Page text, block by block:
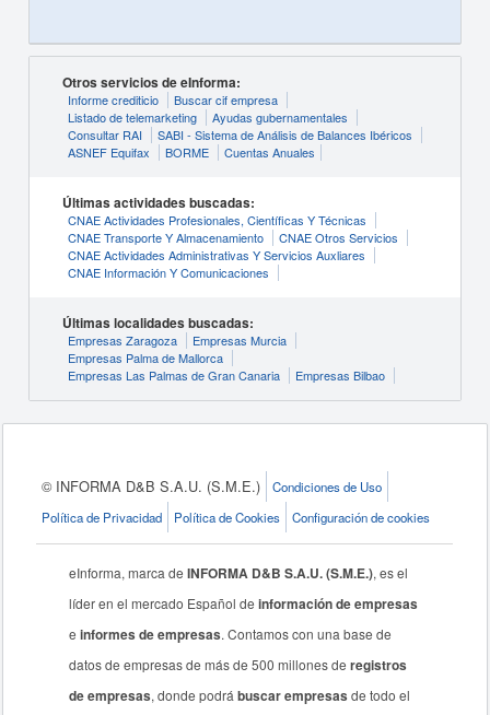
Otros servicios de eInforma:
Informe crediticio
Buscar cif empresa
Listado de telemarketing
Ayudas gubernamentales
Consultar RAI
SABI - Sistema de Análisis de Balances Ibéricos
ASNEF Equifax
BORME Cuentas Anuales
Últimas actividades buscadas:
CNAE Actividades Profesionales, Científicas Y Técnicas
CNAE Transporte Y Almacenamiento
CNAE Otros Servicios
CNAE Actividades Administrativas Y Servicios Auxliares
CNAE Información Y Comunicaciones
Últimas localidades buscadas:
Empresas Zaragoza
Empresas Murcia
Empresas Palma de Mallorca
Empresas Las Palmas de Gran Canaria
Empresas Bilbao
© INFORMA D&B S.A.U. (S.M.E.)
Condiciones de Uso
Política de Privacidad
Política de Cookies Configuración de cookies
eInforma, marca deINFORMA D&B S.A.U. (S.M.E.), es el
líder en el mercado Español deinformación de empresas
einformes de empresas. Contamos con una base de
datos de empresas de más de 500 millones deregistros
de empresas, donde podrábuscar empresas de todo el